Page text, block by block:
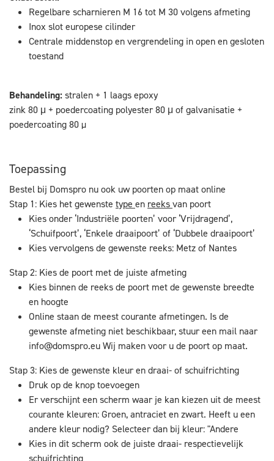
Regelbare scharnieren M 16 tot M 30 volgens afmeting
Inox slot europese cilinder
Centrale middenstop en vergrendeling in open en gesloten
toestand
Behandeling:stralen + 1 laags epoxy
zink 80 μ + poedercoating polyester 80 μ of galvanisatie +
poedercoating 80 µ
Toepassing
Bestel bij Domspro nu ook uw poorten op maat online
Stap 1: Kies het gewenste type en reeksvan poort
Kies onder ‘Industriële poorten’ voor ‘Vrijdragend’,
‘Schuifpoort’, ‘Enkele draaipoort’ of ‘Dubbele draaipoort’
Kies vervolgens de gewenste reeks: Metz of Nantes
Stap 2: Kies de poort met de juiste afmeting
Kies binnen de reeks de poort met de gewenste breedte
en hoogte
Online staan de meest courante afmetingen. Is de
gewenste afmeting niet beschikbaar, stuur een mail naar
info@domspro.euWij maken voor u de poort op maat.
Stap 3: Kies de gewenste kleur en draai- of schuifrichting
Druk op de knop toevoegen
Er verschijnt een scherm waar je kan kiezen uit de meest
courante kleuren: Groen, antraciet en zwart. Heeft u een
andere kleur nodig? Selecteer dan bij kleur: "Andere
Kies in dit scherm ook de juiste draai- respectievelijk
schuifrichting